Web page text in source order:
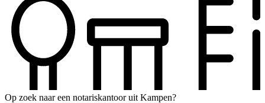
Op zoek naar een notariskantoor uit Kampen?